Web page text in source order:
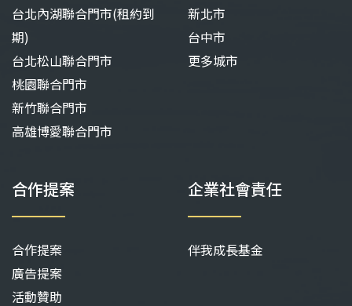
台北內湖聯合門市(租約到
期)
台北松山聯合門市
桃園聯合門市
新竹聯合門市
高雄博愛聯合門市
新北市
台中市
更多城市
合作提案
合作提案
廣告提案
活動贊助
企業社會責任
伴我成長基金